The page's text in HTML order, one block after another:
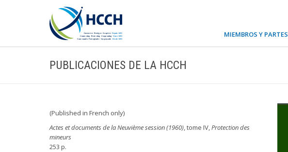
MIEMBROS Y PARTES
PUBLICACIONES DE LA HCCH
(Published in French only)
Actes et documents de la Neuvième session (1960), tome IV,Protection des
mineurs
253 p.